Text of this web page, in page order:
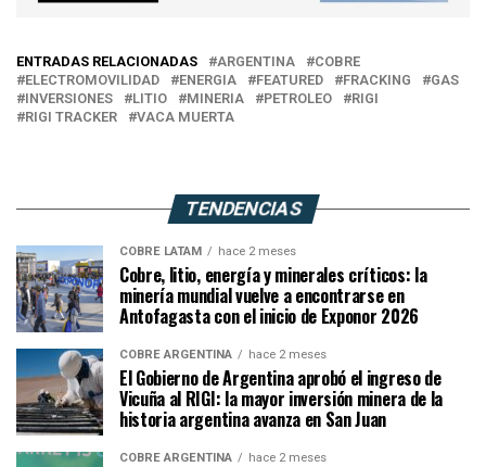
ENTRADAS RELACIONADAS ARGENTINA
COBRE
ELECTROMOVILIDAD
ENERGIA FEATURED FRACKING
GAS
INVERSIONES
LITIO MINERIA PETROLEO
RIGI
RIGI TRACKER
VACA MUERTA
TENDENCIAS
COBRE LATAM hace 2 meses
Cobre, litio, energía y minerales críticos: la
minería mundial vuelve a encontrarse en
Antofagasta con el inicio de Exponor 2026
COBRE ARGENTINA hace 2 meses
El Gobierno de Argentina aprobó el ingreso de
Vicuña al RIGI: la mayor inversión minera de la
historia argentina avanza en San Juan
COBRE ARGENTINA hace 2 meses